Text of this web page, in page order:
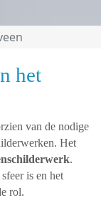
het
van de nodige
Het
.
is en het
rol.